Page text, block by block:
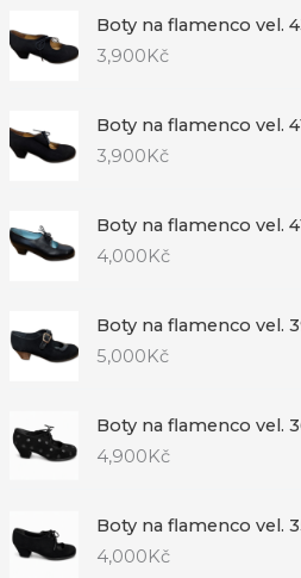
Boty na flamenco vel.
3,900Kč
Boty na flamenco vel.
3,900Kč
Boty na flamenco vel.
4,000Kč
Boty na flamenco vel.
5,000Kč
Boty na flamenco vel.
4,900Kč
Boty na flamenco vel.
4,000Kč